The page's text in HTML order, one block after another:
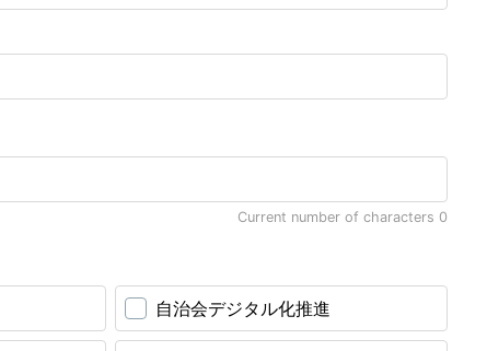
Current number of characters 0
自治会デジタル化推進